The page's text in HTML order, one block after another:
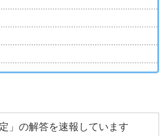
」の解答を速報しています